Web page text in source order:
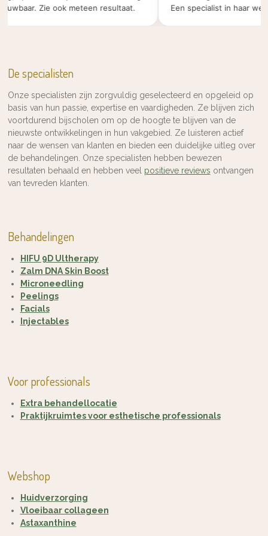
Zie ook meteen resultaat.
Een specialist in haar werk.
De specialisten
Onze specialisten zijn zorgvuldig geselecteerd en opgeleid op
basis van hun passie, expertise en vaardigheden. Ze blijven zich
voortdurend bijscholen om op de hoogte te blijven van de
nieuwste ontwikkelingen in hun vakgebied. Ze luisteren actief
naar de wensen van klanten en bieden een duidelijke uitleg over
de behandelingen. Onze specialisten hebben bewezen
resultaten behaald en hebben veel positieve reviews ontvangen
van tevreden klanten.
Behandelingen
HIFU 9D Ultherapy
Zalm DNA Skin Boost
Microneedling
Peelings
Facials
Injectables
Voor professionals
Extra behandellocatie
Praktijkruimtes voor esthetische professionals
Webshop
Huidverzorging
Vloeibaar collageen
Astaxanthine